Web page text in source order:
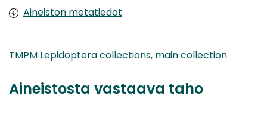
Aineiston metatiedot
TMPM Lepidoptera collections, main collection
Aineistosta vastaava taho